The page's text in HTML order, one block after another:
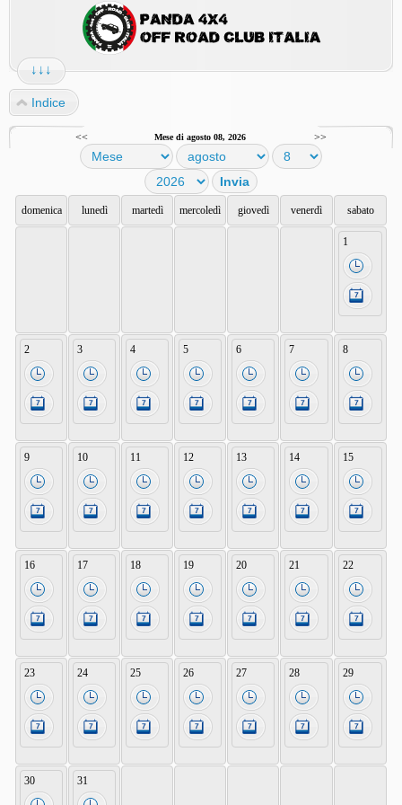
↓↓↓
Indice
<< Mese di agosto 08, 2026 >>
domenica lunedì martedì mercoledì giovedì venerdì sabato
1
2 3 4 5 6 7 8
9 10 11 12 13 14 15
16 17 18 19 20 21 22
23 24 25 26 27 28 29
30 31